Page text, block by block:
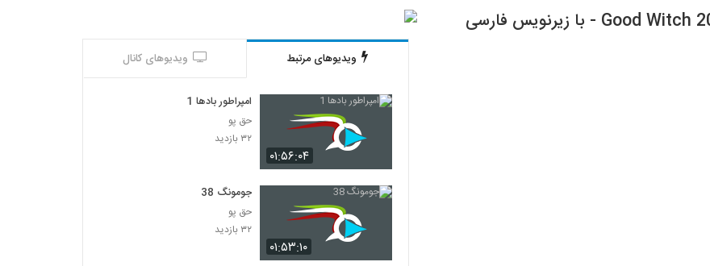
ویدیوهای مرتبط ویدیوهای کانال
۰۱:۵۶:۰۴
امپراطور بادها 1
حق پو
۳۲ بازدید
۰۱:۵۳:۱۰
جومونگ 38
حق پو
۳۲ بازدید